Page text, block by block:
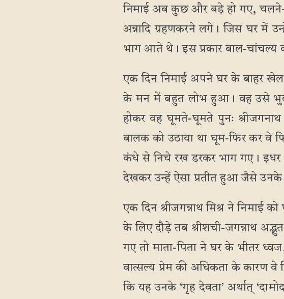
निमाई अब कुछ और बड़े हो गए, चलने-
अन्नादि ग्रहणकरने लगे। जिस घर में
भाग आते थे। इस प्रकार बाल-
एक दिन निमाई अपने घर के बाहर
के मन में बहुत लोभ हुआ। वह उसे
होकर वह घूमते-घूमते पुनः
बालक को उठाया था घूम-फिर कर वे
कंधे से निचे रख डरकर भाग गए। इधर
देखकर उन्हें ऐसा प्रतीत हुआ जैसे उनके
एक दिन श्रीजगन्नाथ मिश्र ने
के लिए दौडे़ तब श्रीशची-जगन्नाथ
गए तो माता-पिता ने घर के भीतर
वात्सल्य प्रेम की अधिकता के कारण
कि यह उनके ‘गृह देवता’ अर्थात्